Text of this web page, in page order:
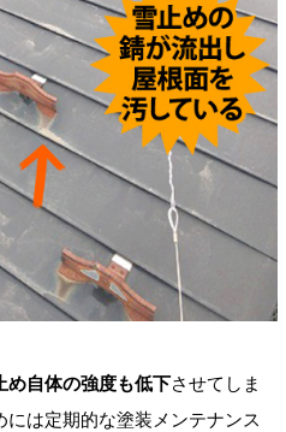
め自体の強度も低下させてしま
は定期的な塗装メンテナンス